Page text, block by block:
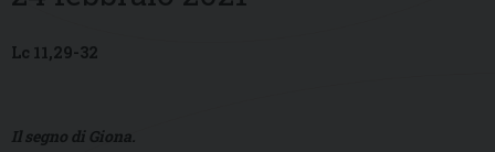
Lc 11,29-32
Il segno di Giona.